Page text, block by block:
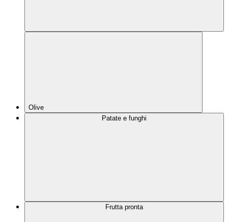
Olive
Patate e funghi
Frutta pronta